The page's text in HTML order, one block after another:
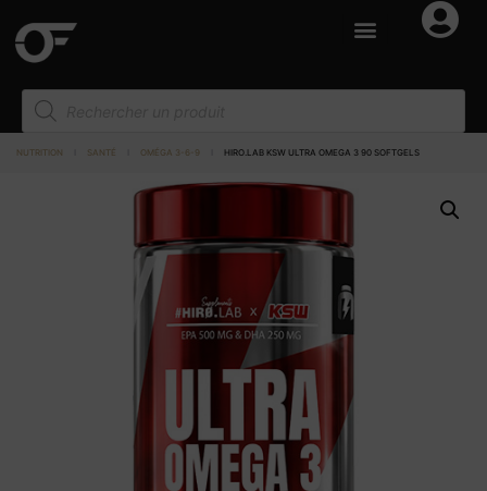
NUTRITION SANTÉ OMÉGA 3-6-9 HIRO.LAB KSW ULTRA OMEGA 3 90 SOFTGELS